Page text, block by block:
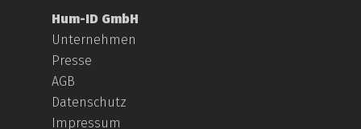
Hum-ID GmbH
Unternehmen
Presse
AGB
Datenschutz
Impressum